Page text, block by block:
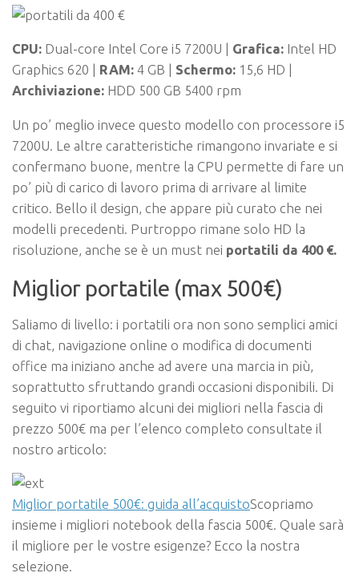
CPU: Dual-core Intel Core i5 7200U | Grafica: Intel HD
Graphics 620 | RAM: 4 GB | Schermo: 15,6 HD |
Archiviazione: HDD 500 GB 5400 rpm
Un po’ meglio invece questo modello con processore i5
7200U. Le altre caratteristiche rimangono invariate e si
confermano buone, mentre la CPU permette di fare un
po’ più di carico di lavoro prima di arrivare al limite
critico. Bello il design, che appare più curato che nei
modelli precedenti. Purtroppo rimane solo HD la
risoluzione, anche se è un must nei portatili da 400 €.
Miglior portatile (max 500€)
Saliamo di livello: i portatili ora non sono semplici amici
di chat, navigazione online o modifica di documenti
office ma iniziano anche ad avere una marcia in più,
soprattutto sfruttando grandi occasioni disponibili. Di
seguito vi riportiamo alcuni dei migliori nella fascia di
prezzo 500€ ma per l’elenco completo consultate il
nostro articolo:
Miglior portatile 500€: guida all’acquistoScopriamo
insieme i migliori notebook della fascia 500€. Quale sarà
il migliore per le vostre esigenze? Ecco la nostra
selezione.